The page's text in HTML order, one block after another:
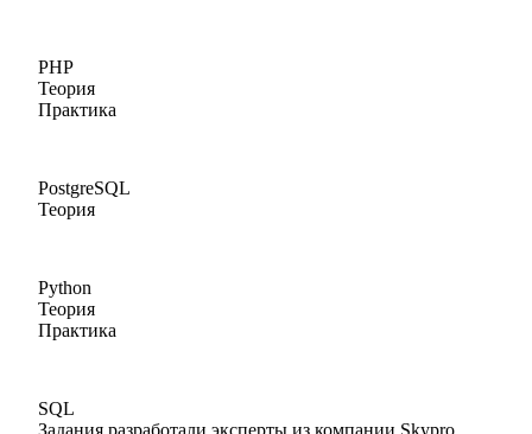
PHP
Теория
Практика
PostgreSQL
Теория
Python
Теория
Практика
SQL
Задания разработали эксперты из компании Skypro